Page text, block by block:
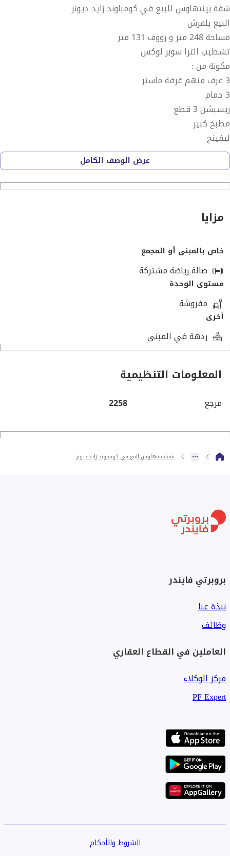
شقة بينتهاوس للبيع في كومباوند زايد ديونز
البيع بلفرش
مساحة 248 متر و رووف 131 متر
تشطيب الترا سوبر لوكس
مكونة من :
3 غرف منهم غرفة ماستر
3 حمام
ريسبشن 3 قطع
مطبخ كبير
ليفينج
بحري
السعر شامل الفرش و التكييفات و باكية في الجراج
عرض الوصف الكامل
مزايا
خاص بالمبنى أو المجمع
صالة رياضة مشتركة
مستوى الوحدة
مفروشة
أخرى
ردهة في المبنى
المعلومات التنظيمية
مرجع 2258
شقة بينتهاوس للبيع في كومباوند زايد ديونز
بروبرتي فايندر
نبذة عنا
وظائف
العاملين في القطاع العقاري
مركز الوكلاء
PF Expert
الشروط والأحكام